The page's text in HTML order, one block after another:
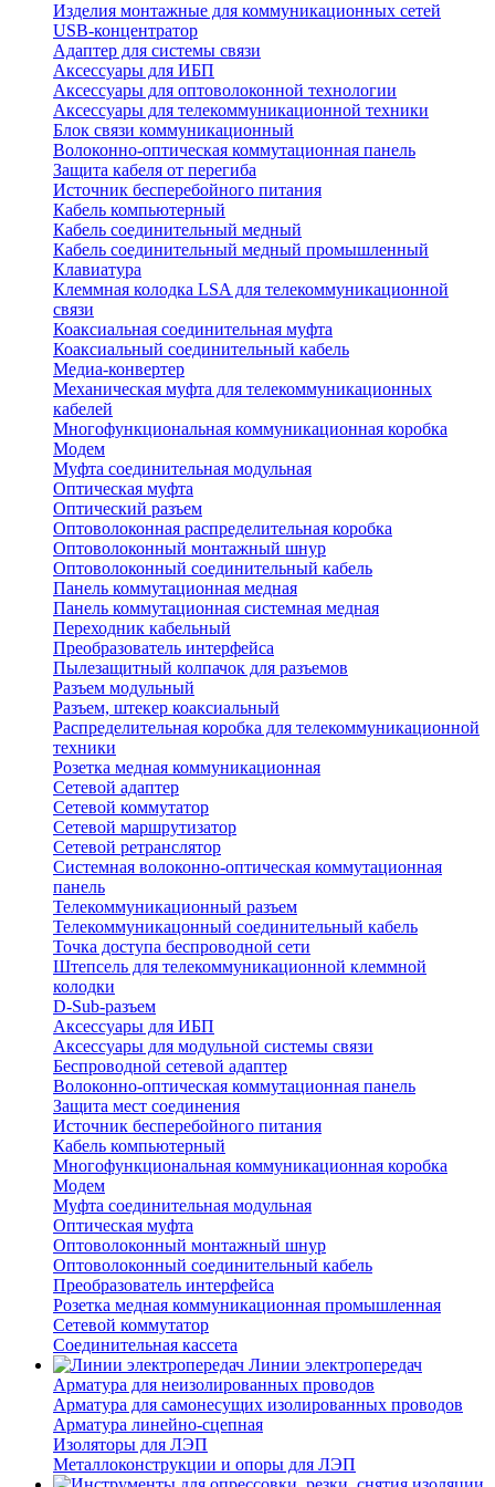
Изделия монтажные для коммуникационных сетей
USB-концентратор
Адаптер для системы связи
Аксессуары для ИБП
Аксессуары для оптоволоконной технологии
Аксессуары для телекоммуникационной техники
Блок связи коммуникационный
Волоконно-оптическая коммутационная панель
Защита кабеля от перегиба
Источник бесперебойного питания
Кабель компьютерный
Кабель соединительный медный
Кабель соединительный медный промышленный
Клавиатура
Клеммная колодка LSA для телекоммуникационной
связи
Коаксиальная соединительная муфта
Коаксиальный соединительный кабель
Медиа-конвертер
Механическая муфта для телекоммуникационных
кабелей
Многофункциональная коммуникационная коробка
Модем
Муфта соединительная модульная
Оптическая муфта
Оптический разъем
Оптоволоконная распределительная коробка
Оптоволоконный монтажный шнур
Оптоволоконный соединительный кабель
Панель коммутационная медная
Панель коммутационная системная медная
Переходник кабельный
Преобразователь интерфейса
Пылезащитный колпачок для разъемов
Разъем модульный
Разъем, штекер коаксиальный
Распределительная коробка для телекоммуникационной
техники
Розетка медная коммуникационная
Сетевой адаптер
Сетевой коммутатор
Сетевой маршрутизатор
Сетевой ретранслятор
Системная волоконно-оптическая коммутационная
панель
Телекоммуникационный разъем
Телекоммуникацонный соединительный кабель
Точка доступа беспроводной сети
Штепсель для телекоммуникационной клеммной
колодки
D-Sub-разъем
Аксессуары для ИБП
Аксессуары для модульной системы связи
Беспроводной сетевой адаптер
Волоконно-оптическая коммутационная панель
Защита мест соединения
Источник бесперебойного питания
Кабель компьютерный
Многофункциональная коммуникационная коробка
Модем
Муфта соединительная модульная
Оптическая муфта
Оптоволоконный монтажный шнур
Оптоволоконный соединительный кабель
Преобразователь интерфейса
Розетка медная коммуникационная промышленная
Сетевой коммутатор
Соединительная кассета
Линии электропередач
Арматура для неизолированных проводов
Арматура для самонесущих изолированных проводов
Арматура линейно-сцепная
Изоляторы для ЛЭП
Металлоконструкции и опоры для ЛЭП